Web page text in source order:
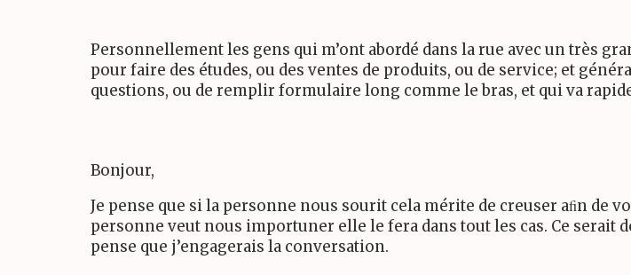
Personnellement les gens qui m’ont abordé dans la rue avec un très
pour faire des études, ou des ventes de produits, ou de service; et
questions, ou de remplir formulaire long comme le bras, et qui va
Bonjour,
Je pense que si la personne nous sourit cela mérite de creuser aﬁn de
personne veut nous importuner elle le fera dans tout les cas. Ce serait
pense que j’engagerais la conversation.